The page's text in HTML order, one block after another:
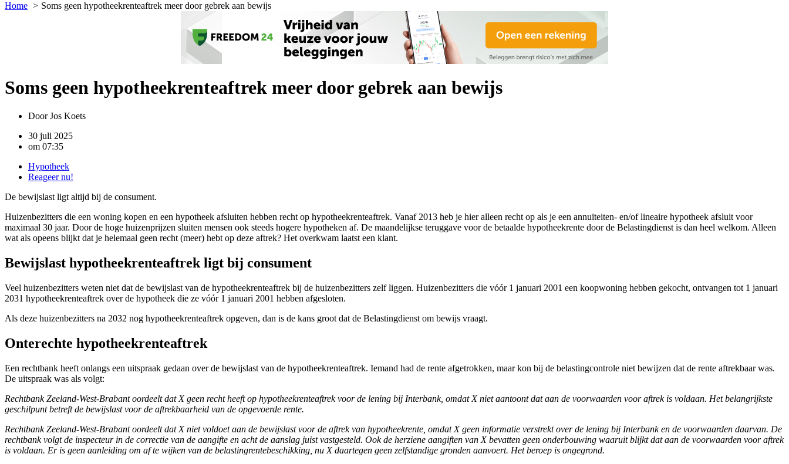
Home
Soms geen hypotheekrenteaftrek meer door gebrek aan bewijs
Soms geen hypotheekrenteaftrek meer door gebrek aan bewijs
DoorJos Koets
30 juli 2025
om 07:35
Hypotheek
Reageer nu!
De bewijslast ligt altijd bij de consument.
Huizenbezitters die een woning kopen en een hypotheek afsluiten hebben recht op hypotheekrenteaftrek. Vanaf 2013 heb je hier alleen recht op als je een annuïteiten- en/of lineaire hypotheek afsluit voor
maximaal 30 jaar. Door de hoge huizenprijzen sluiten mensen ook steeds hogere hypotheken af. De maandelijkse teruggave voor de betaalde hypotheekrente door de Belastingdienst is dan heel welkom. Alleen
wat als opeens blijkt dat je helemaal geen recht (meer) hebt op deze aftrek? Het overkwam laatst een klant.
Bewijslast hypotheekrenteaftrek ligt bij consument
Veel huizenbezitters weten niet dat de bewijslast van de hypotheekrenteaftrek bij de huizenbezitters zelf liggen. Huizenbezitters die vóór 1 januari 2001 een koopwoning hebben gekocht, ontvangen tot 1 januari
2031 hypotheekrenteaftrek over de hypotheek die ze vóór 1 januari 2001 hebben afgesloten.
Als deze huizenbezitters na 2032 nog hypotheekrenteaftrek opgeven, dan is de kans groot dat de Belastingdienst om bewijs vraagt.
Onterechte hypotheekrenteaftrek
Een rechtbank heeft onlangs een uitspraak gedaan over de bewijslast van de hypotheekrenteaftrek. Iemand had de rente afgetrokken, maar kon bij de belastingcontrole niet bewijzen dat de rente aftrekbaar was.
De uitspraak was als volgt:
Rechtbank Zeeland-West-Brabant oordeelt dat X geen recht heeft op hypotheekrenteaftrek voor de lening bij Interbank, omdat X niet aantoont dat aan de voorwaarden voor aftrek is voldaan. Het belangrijkste
geschilpunt betreft de bewijslast voor de aftrekbaarheid van de opgevoerde rente.
Rechtbank Zeeland-West-Brabant oordeelt dat X niet voldoet aan de bewijslast voor de aftrek van hypotheekrente, omdat X geen informatie verstrekt over de lening bij Interbank en de voorwaarden daarvan. De
rechtbank volgt de inspecteur in de correctie van de aangifte en acht de aanslag juist vastgesteld. Ook de herziene aangiften van X bevatten geen onderbouwing waaruit blijkt dat aan de voorwaarden voor aftrek
is voldaan. Er is geen aanleiding om af te wijken van de belastingrentebeschikking, nu X daartegen geen zelfstandige gronden aanvoert. Het beroep is ongegrond.